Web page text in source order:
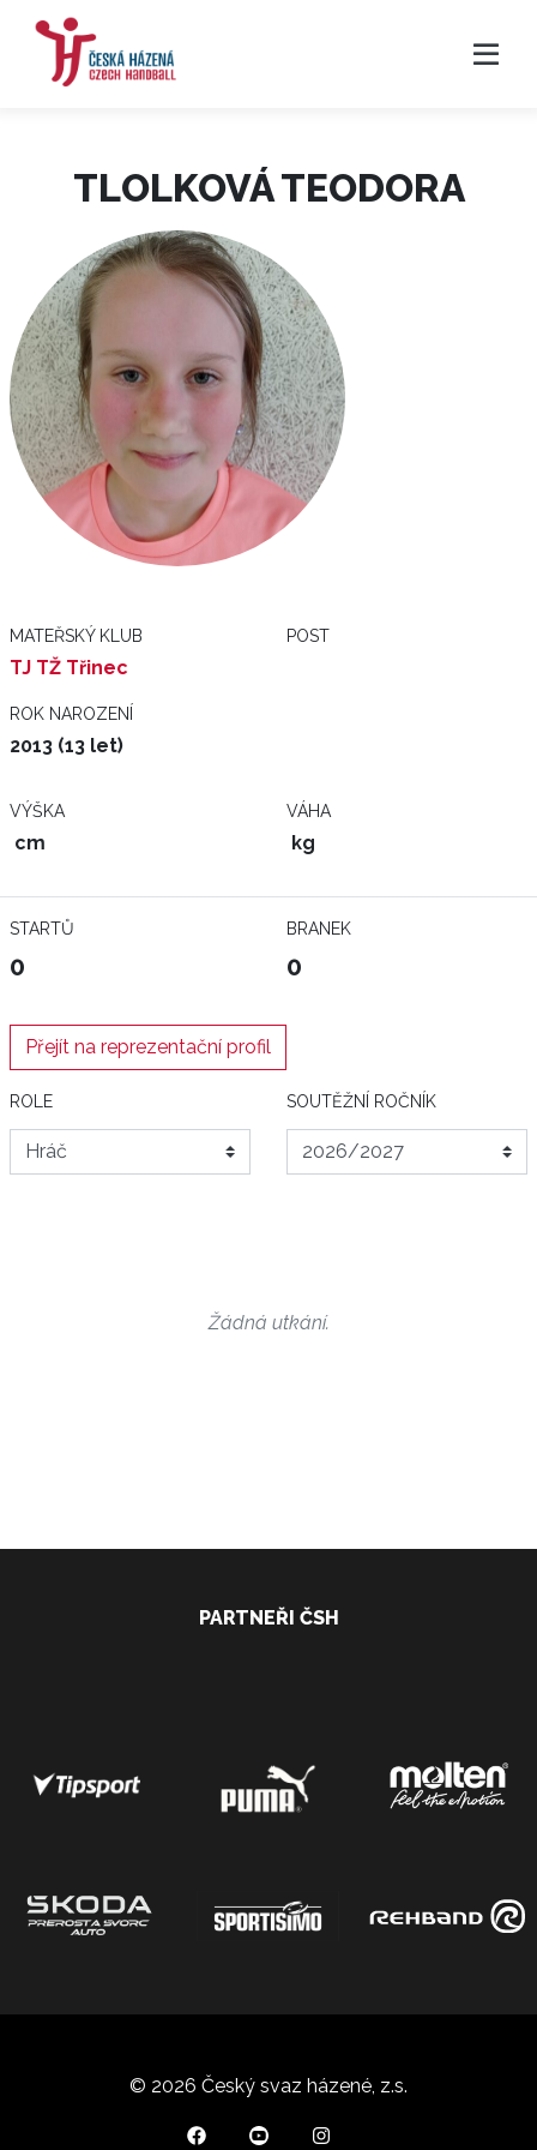
TLOLKOVÁ TEODORA
MATEŘSKÝ KLUB
TJ TŽ Třinec
POST
ROK NAROZENÍ
2013 (13 let)
VÝŠKA
cm
VÁHA
kg
STARTŮ
0
BRANEK
0
Přejít na reprezentační profil
ROLE SOUTĚŽNÍ ROČNÍK
Žádná utkání.
PARTNEŘI ČSH
© 2026 Český svaz házené, z.s.